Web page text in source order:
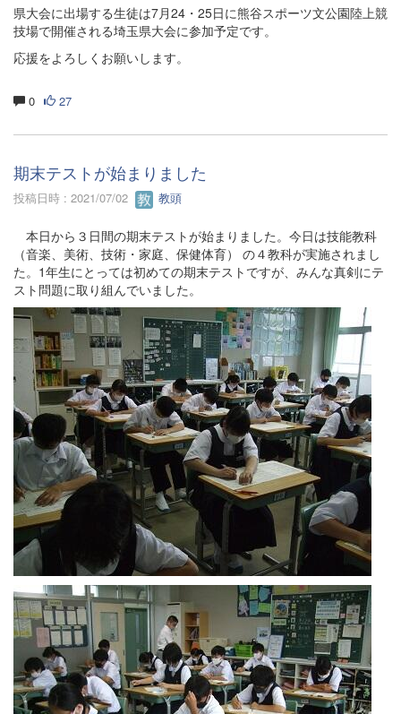
県大会に出場する生徒は7月24・25日に熊谷スポーツ文公園陸上競
技場で開催される埼玉県大会に参加予定です。
応援をよろしくお願いします。
0 27
期末テストが始まりました
投稿日時 : 2021/07/02 教頭
本日から３日間の期末テストが始まりました。今日は技能教科
（音楽、美術、技術・家庭、保健体育） の４教科が実施されまし
た。1年生にとっては初めての期末テストですが、みんな真剣にテ
スト問題に取り組んでいました。